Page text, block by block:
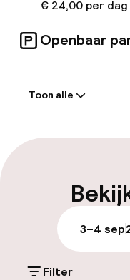
nemen met het
€ 24,00 per dag
Openbaar
Parkeren &
(buiten)
€ 24,00 per dag
Toon alle
3–4 sep
Filter